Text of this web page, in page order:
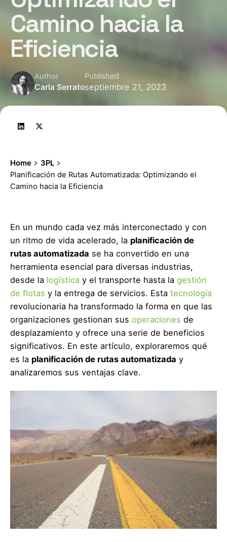
Camino hacia la
Eficiencia
Author
Carla Serrato
Published
septiembre 21, 2023
Home
3PL
Planificación de Rutas Automatizada: Optimizando el
Camino hacia la Eficiencia
En un mundo cada vez más interconectado y con
un ritmo de vida acelerado, la planificación de
rutas automatizada se ha convertido en una
herramienta esencial para diversas industrias,
desde la logística y el transporte hasta la gestión
de flotas y la entrega de servicios. Esta tecnología
revolucionaria ha transformado la forma en que las
organizaciones gestionan sus operaciones de
desplazamiento y ofrece una serie de beneficios
significativos. En este artículo, exploraremos qué
es la planificación de rutas automatizada y
analizaremos sus ventajas clave.